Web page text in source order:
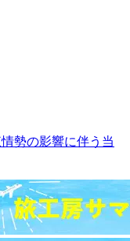
情勢の影響に伴う当